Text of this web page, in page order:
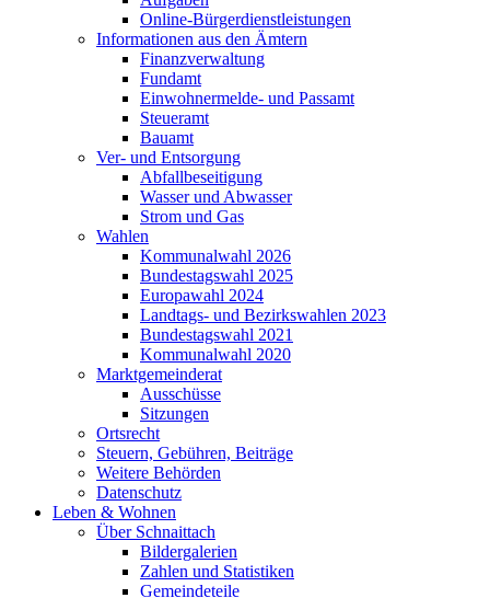
Online-Bürgerdienstleistungen
Informationen aus den Ämtern
Finanzverwaltung
Fundamt
Einwohnermelde- und Passamt
Steueramt
Bauamt
Ver- und Entsorgung
Abfallbeseitigung
Wasser und Abwasser
Strom und Gas
Wahlen
Kommunalwahl 2026
Bundestagswahl 2025
Europawahl 2024
Landtags- und Bezirkswahlen 2023
Bundestagswahl 2021
Kommunalwahl 2020
Marktgemeinderat
Ausschüsse
Sitzungen
Ortsrecht
Steuern, Gebühren, Beiträge
Weitere Behörden
Datenschutz
Leben & Wohnen
Über Schnaittach
Bildergalerien
Zahlen und Statistiken
Gemeindeteile